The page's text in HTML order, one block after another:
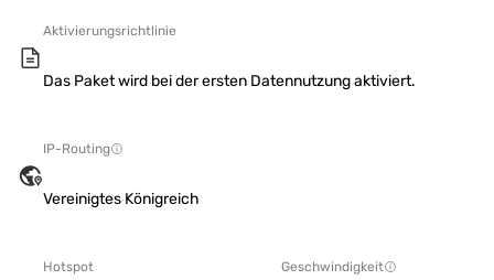
Aktivierungsrichtlinie
Das Paket wird bei der ersten Datennutzung aktiviert.
IP-Routing
Vereinigtes Königreich
Hotspot Geschwindigkeit